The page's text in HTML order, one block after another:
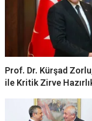
Prof. Dr. Kürşad
ile Kritik Zirve